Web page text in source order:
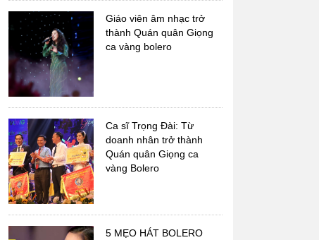
Giáo viên âm nhạc trở
thành Quán quân Giọng
ca vàng bolero
Ca sĩ Trọng Đài: Từ
doanh nhân trở thành
Quán quân Giọng ca
vàng Bolero
5 MẸO HÁT BOLERO